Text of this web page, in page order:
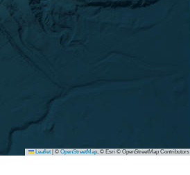
Leaflet © OpenStreetMap, © Esri © OpenStreetMap Contributors